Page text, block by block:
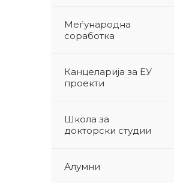
Меѓународна
соработка
Канцеларија за ЕУ
проекти
Школа за
докторски студии
Алумни